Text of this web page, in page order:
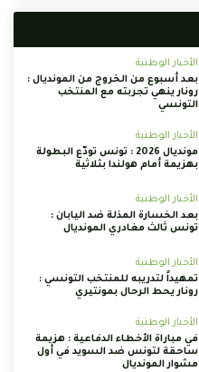
الأخبار الوطنية
بعد أسبوع من الخروج من المونديال :
رونار ينهي تجربته مع المنتخب
التونسي
الأخبار الوطنية
مونديال 2026 : تونس تودّع البطولة
بهزيمة أمام هولندا بثلاثية
الأخبار الوطنية
بعد الخسارة المذلة ضد اليابان :
تونس ثالث مغادري المونديال
الأخبار الوطنية
تمهيداً لتدريبه للمنتخب التونسي :
رونار يحط الرحال بمونتيري
الأخبار الوطنية
في مباراة الأخطاء الدفاعية : هزيمة
ساحقة لتونس ضد السويد في أول
مشوار المونديال